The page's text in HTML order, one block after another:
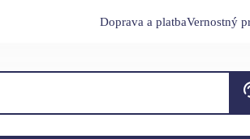
Doprava a platbaVernostný